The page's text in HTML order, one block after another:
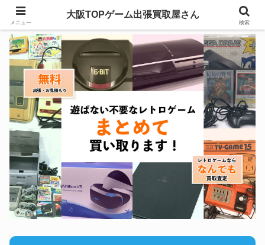
メニュー
大阪TOPゲーム出張買取屋さん
検索